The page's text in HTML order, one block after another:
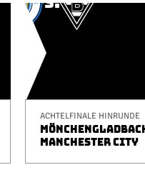
ACHTELFINALE HINRUNDE
MANCHESTER CITY